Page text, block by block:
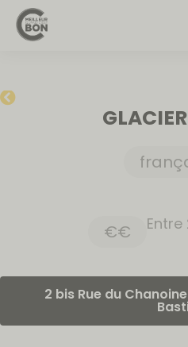
€€
2 bis Rue du